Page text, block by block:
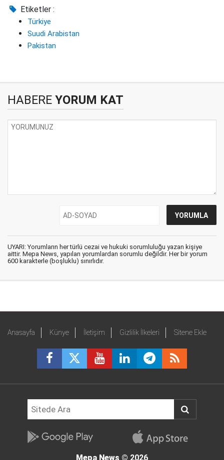
Etiketler :
Türkiye
Suudi Arabistan
Pakistan
HABERE YORUM KAT
UYARI: Yorumların her türlü cezai ve hukuki sorumluluğu yazan kişiye
aittir. Mepa News, yapılan yorumlardan sorumlu değildir. Her bir yorum
600 karakterle (boşluklu) sınırlıdır.
Anasayfa Künye İletişim Gizlilik İlkeleri Sitene Ekle
Mepa News © 2026